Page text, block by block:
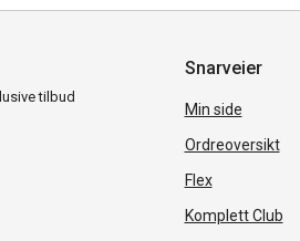
tilbud
Snarveier
Min side
Ordreoversikt
Flex
Komplett Club